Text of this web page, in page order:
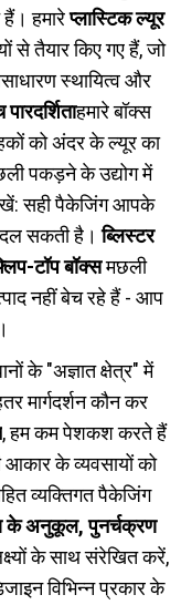
हमारेप्लास्टिक ल्यूर
से तैयार किए गए हैं, जो
स्थायित्व और
हमारे बॉक्स
को अंदर के ल्यूर का
पकड़ने के उद्योग में
रखें: सही पैकेजिंग आपके
सकती है।ब्लिस्टर
टॉप बॉक्समछली
नहीं बेच रहे हैं - आप
के "अज्ञात क्षेत्र" में
मार्गदर्शन कौन कर
, हम कम पेशकश करते हैं
के व्यवसायों को
व्यक्तिगत पैकेजिंग
के अनुकूल, पुनर्चक्रण
के साथ संरेखित करें,
विभिन्न प्रकार के